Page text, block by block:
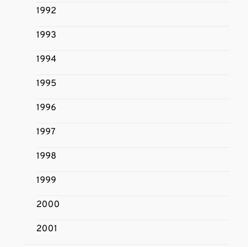
1992
1993
1994
1995
1996
1997
1998
1999
2000
2001